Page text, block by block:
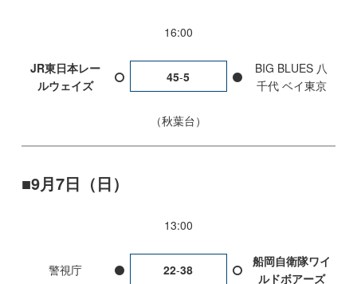
16:00
JR東日本レー
ルウェイズ
45-5
BIG BLUES 八
千代 ベイ東京
秋葉台
9月7日（日）
13:00
警視庁 22-38
船岡自衛隊ワイ
ルドボアーズ